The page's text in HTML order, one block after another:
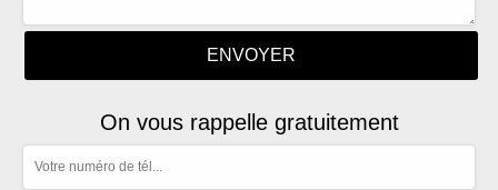
On vous rappelle gratuitement